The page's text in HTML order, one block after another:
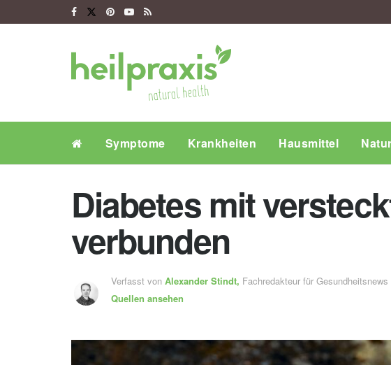
Symptome Krankheiten Hausmittel
Diabetes mit
verbunden
Verfasst von Alexander Stindt, Fachredakteur für Gesundheitsnews
Quellen ansehen